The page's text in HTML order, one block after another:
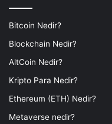
Bitcoin Nedir?
Blockchain Nedir?
AltCoin Nedir?
Kripto Para Nedir?
Ethereum (ETH) Nedir?
Metaverse nedir?